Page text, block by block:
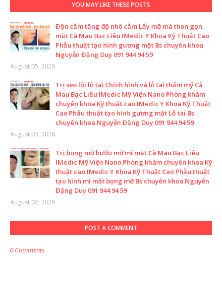
YOU MAY LIKE THESE POSTS
Độn cằm tăng độ nhô cằm Lấy mỡ má thon gọn
mặt Cà Mau Bạc Liêu IMedic Y Khoa Kỹ Thuật Cao
Phẫu thuật tạo hình gương mặt Bs chuyên khoa
Nguyễn Đặng Duy 091 944 94 59
August 05, 2026
Trị sẹo lồi lỗ tai Chỉnh hình vá lỗ tai thẩm mỹ Cà
Mau Bạc Liêu IMedic Mỹ Viện Nano Phòng khám
chuyên khoa Kỹ thuật cao IMedic Y Khoa Kỹ Thuật
Cao Phẫu thuật tạo hình gương mặt Lỗ tai Bs
chuyên khoa Nguyễn Đặng Duy 091 944 94 59
August 03, 2026
Trị bọng mỡ bướu mỡ mi mắt Cà Mau Bạc Liêu
IMedic Mỹ Viện Nano Phòng khám chuyên khoa Kỹ
thuật cao IMedic Y Khoa Kỹ Thuật Cao Phẫu thuật
tạo hình mí mắt bọng mỡ Bs chuyên khoa Nguyễn
Đặng Duy 091 944 94 59
August 02, 2026
POST A COMMENT
0 Comments